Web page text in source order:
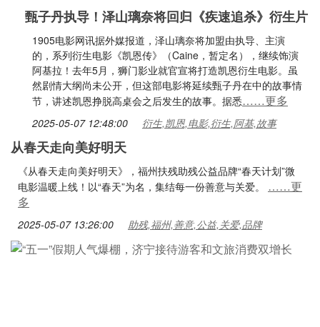
甄子丹执导！泽山璃奈将回归《疾速追杀》衍生片
1905电影网讯据外媒报道，泽山璃奈将加盟由执导、主演
的，系列衍生电影《凯恩传》（Caine，暂定名），继续饰演
阿基拉！去年5月，狮门影业就官宣将打造凯恩衍生电影。虽
然剧情大纲尚未公开，但这部电影将延续甄子丹在中的故事情
节，讲述凯恩挣脱高桌会之后发生的故事。据悉……更多
2025-05-07 12:48:00 衍生,凯恩,电影,衍生,阿基,故事
从春天走向美好明天
《从春天走向美好明天》，福州扶残助残公益品牌“春天计划”微
电影温暖上线！以“春天”为名，集结每一份善意与关爱。 ……更
多
2025-05-07 13:26:00 助残,福州,善意,公益,关爱,品牌